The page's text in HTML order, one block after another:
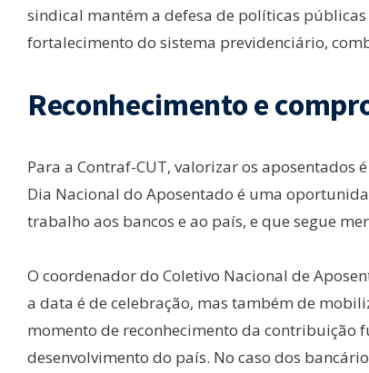
sindical mantém a defesa de políticas
fortalecimento do sistema previdenciário,
Reconhecimento e
Para a Contraf-CUT, valorizar os
Dia Nacional do Aposentado é uma
trabalho aos bancos e ao país, e que segue
O coordenador do Coletivo Nacional de
a data é de celebração, mas também de
momento de reconhecimento da
desenvolvimento do país. No caso dos